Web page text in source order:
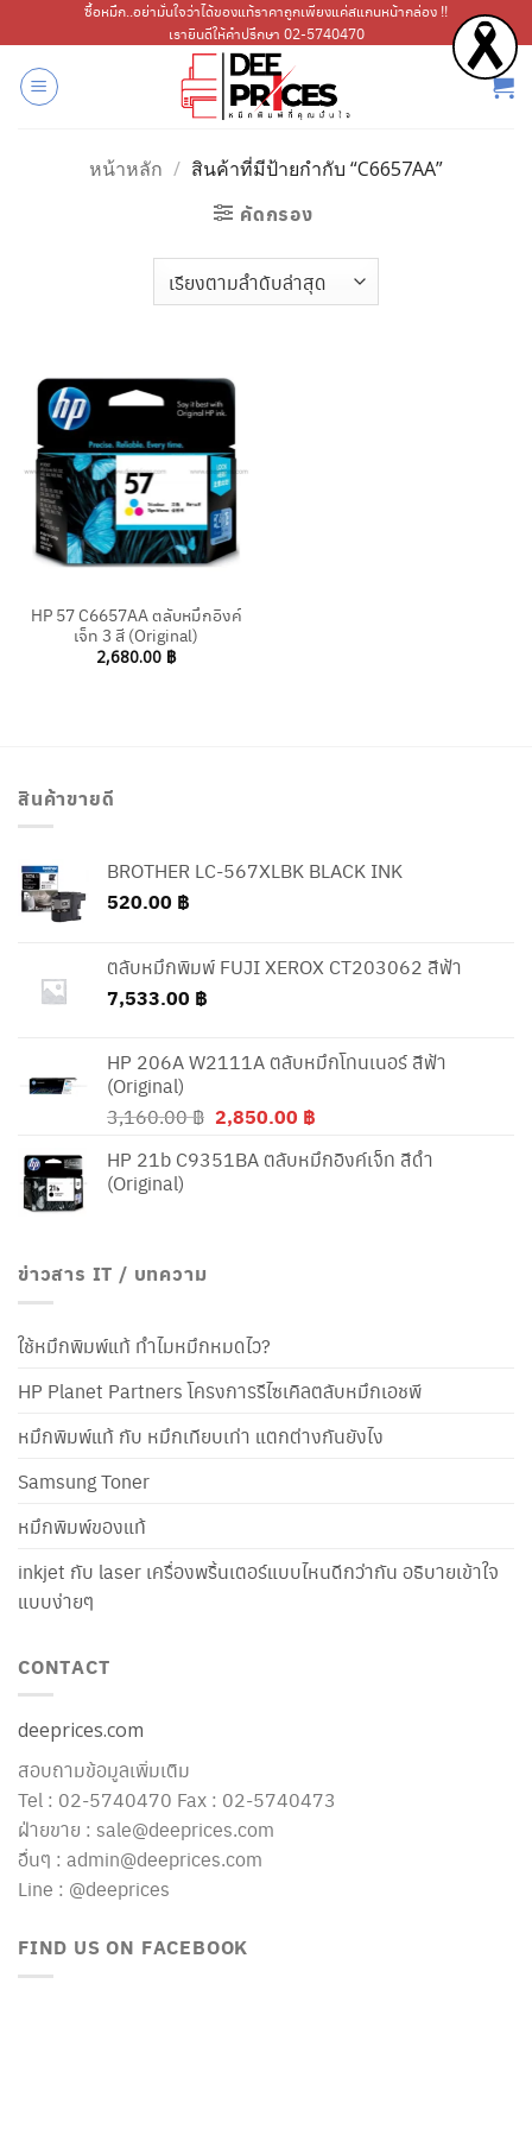
ไป
เนื้อหา
ซื้อหมึก..อย่ามั่นใจว่าได้ของแท้ราคาถูกเพียงแค่สแกนหน้ากล่อง !!
เรายินดีให้คำปรึกษา 02-5740470
หน้าหลัก / สินค้าที่มีป้ายกำกับ “C6657AA”
คัดกรอง
HP 57 C6657AA ตลับหมึกอิงค์
เจ็ท 3 สี (Original)
2,680.00 ฿
สินค้าขายดี
BROTHER LC-567XLBK BLACK INK
520.00 ฿
ตลับหมึกพิมพ์ FUJI XEROX CT203062 สีฟ้า
7,533.00 ฿
HP 206A W2111A ตลับหมึกโทนเนอร์ สีฟ้า
(Original)
3,160.00฿ Original
was:
2,850.00 ฿Current
is:
HP 21b C9351BA ตลับหมึกอิงค์เจ็ท สีดำ
(Original)
ข่าวสาร IT / บทความ
ใช้หมึกพิมพ์แท้ ทำไมหมึกหมดไว?
HP Planet Partners โครงการรีไซเคิลตลับหมึกเอชพี
หมึกพิมพ์แท้ กับ หมึกเทียบเท่า แตกต่างกันยังไง
Samsung Toner
หมึกพิมพ์ของแท้
inkjet กับ laser เครื่องพริ้นเตอร์แบบไหนดีกว่ากัน อธิบายเข้าใจ
แบบง่ายๆ
CONTACT
deeprices.com
สอบถามข้อมูลเพิ่มเติม
Tel : 02-5740470 Fax : 02-5740473
ฝ่ายขาย : sale@deeprices.com
อื่นๆ : admin@deeprices.com
Line : @deeprices
FIND US ON FACEBOOK